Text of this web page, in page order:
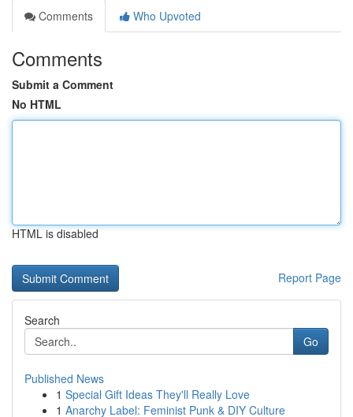
Comments
Who Upvoted
Comments
Submit a Comment
No HTML
HTML is disabled
Report Page
Search
Go
Published News
1 Special Gift Ideas They'll Really Love
1 Anarchy Label: Feminist Punk & DIY Culture